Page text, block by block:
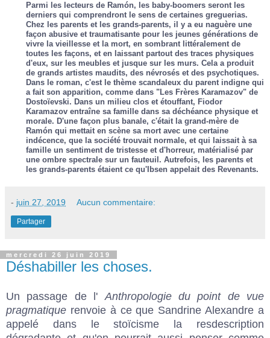
Parmi les lecteurs de Ramón, les baby-boomers seront les
derniers qui comprendront le sens de certaines greguerias.
Chez les parents et les grands-parents, il y a eu naguère une
façon abusive et traumatisante pour les jeunes générations de
vivre la vieillesse et la mort, en sombrant littéralement de
toutes les façons, et en laissant partout des traces physiques
d'eux, sur les meubles et jusque sur les murs. Cela a produit
de grands artistes maudits, des névrosés et des psychotiques.
Dans le roman, c'est le thème scandaleux du parent indigne qui
a fait son apparition, comme dans "Les Frères Karamazov" de
Dostoïevski. Dans un milieu clos et étouffant, Fiodor
Karamazov entraîne sa famille dans sa déchéance physique et
morale. D'une façon plus banale, c'était la grand-mère de
Ramón qui mettait en scène sa mort avec une certaine
indécence, que la société trouvait normale, et qui laissait à sa
famille un sentiment de tristesse et d'horreur, matérialisé par
une ombre spectrale sur un fauteuil. Autrefois, les parents et
les grands-parents étaient ce qu'Ibsen appelait des Revenants.
- juin 27, 2019 Aucun commentaire:
Partager
mercredi 26 juin 2019
Déshabiller les choses.
Un passage de l'Anthropologie du point de vue
pragmatique renvoie à ce que Sandrine Alexandre a
appelé dans le stoïcisme
la resdescription